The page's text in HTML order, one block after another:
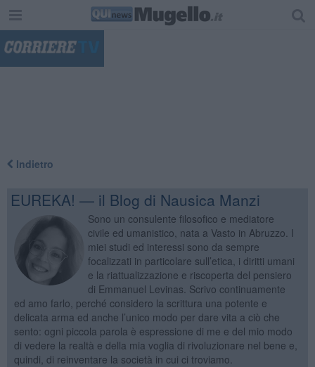
Indietro
EUREKA! — il Blog di Nausica Manzi
Sono un consulente filosofico e mediatore
civile ed umanistico, nata a Vasto in Abruzzo. I
miei studi ed interessi sono da sempre
focalizzati in particolare sull’etica, i diritti umani
e la riattualizzazione e riscoperta del pensiero
di Emmanuel Levinas. Scrivo continuamente
ed amo farlo, perché considero la scrittura una potente e
delicata arma ed anche l’unico modo per dare vita a ciò che
sento: ogni piccola parola è espressione di me e del mio modo
di vedere la realtà e della mia voglia di rivoluzionare nel bene e,
quindi, di reinventare la società in cui ci troviamo.